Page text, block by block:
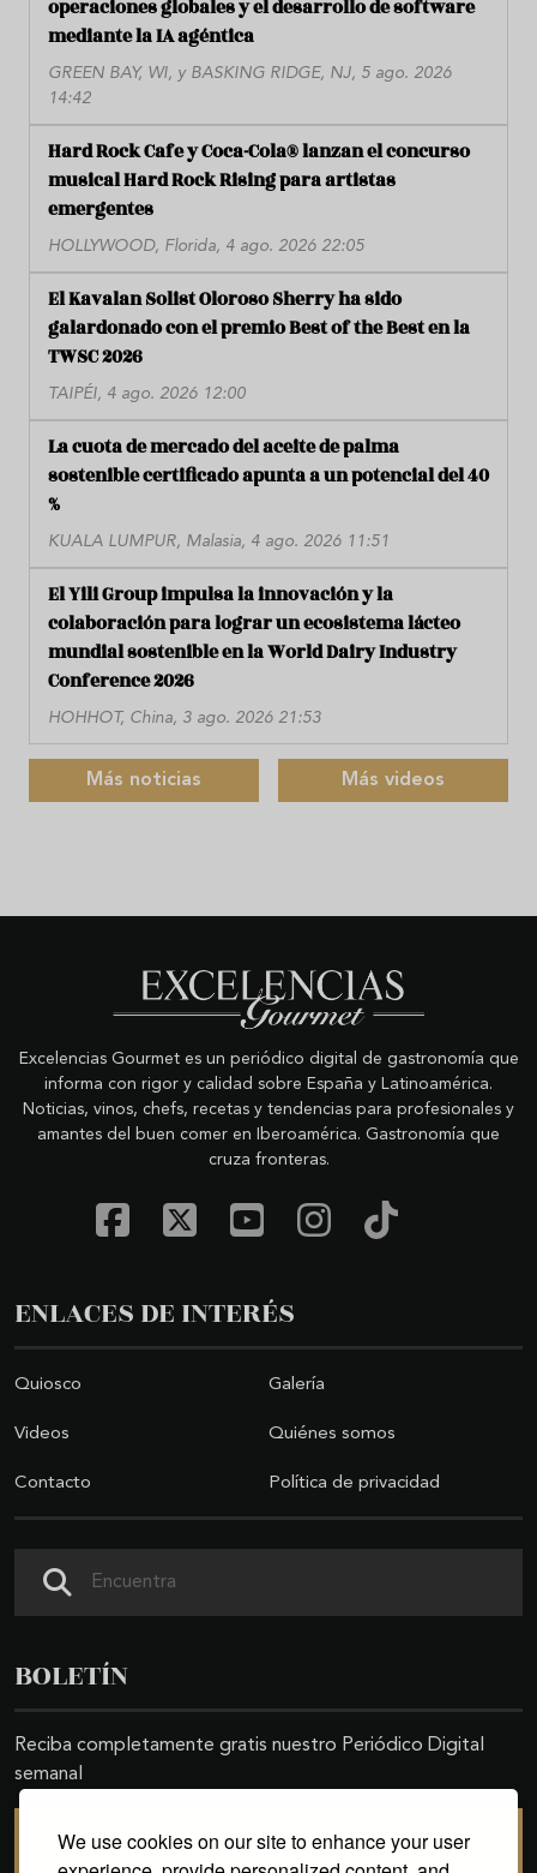
We use cookies on our site to enhance your user
operaciones globales y el desarrollo de software
mediante la IA agéntica
GREEN BAY, WI, y BASKING RIDGE, NJ, 5 ago. 2026
14:42
Hard Rock Cafe y Coca-Cola® lanzan el concurso
musical Hard Rock Rising para artistas
emergentes
HOLLYWOOD, Florida, 4 ago. 2026 22:05
El Kavalan Solist Oloroso Sherry ha sido
galardonado con el premio Best of the Best en la
TWSC 2026
TAIPÉI, 4 ago. 2026 12:00
La cuota de mercado del aceite de palma
sostenible certificado apunta a un potencial del 40
%
KUALA LUMPUR, Malasia, 4 ago. 2026 11:51
El Yili Group impulsa la innovación y la
colaboración para lograr un ecosistema lácteo
mundial sostenible en la World Dairy Industry
Conference 2026
HOHHOT, China, 3 ago. 2026 21:53
Más noticias Más videos
Excelencias Gourmet es un periódico digital de gastronomía que
informa con rigor y calidad sobre España y Latinoamérica.
Noticias, vinos, chefs, recetas y tendencias para profesionales y
amantes del buen comer en Iberoamérica. Gastronomía que
cruza fronteras.
ENLACES DE INTERÉS
Quiosco Galería
Videos Quiénes somos
Contacto Política de privacidad
BOLETÍN
Reciba completamente gratis nuestro Periódico Digital
semanal
SUSCRIBIRSE